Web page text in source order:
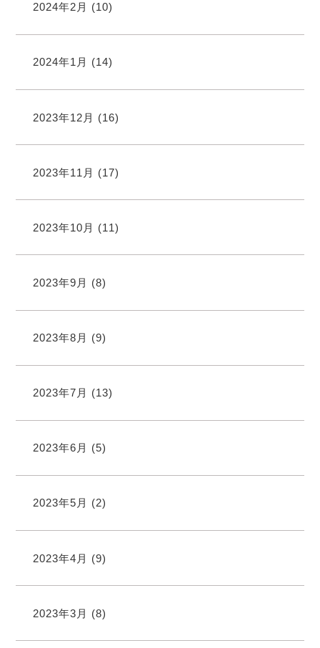
2024年2月 (10)
2024年1月 (14)
2023年12月 (16)
2023年11月 (17)
2023年10月 (11)
2023年9月 (8)
2023年8月 (9)
2023年7月 (13)
2023年6月 (5)
2023年5月 (2)
2023年4月 (9)
2023年3月 (8)